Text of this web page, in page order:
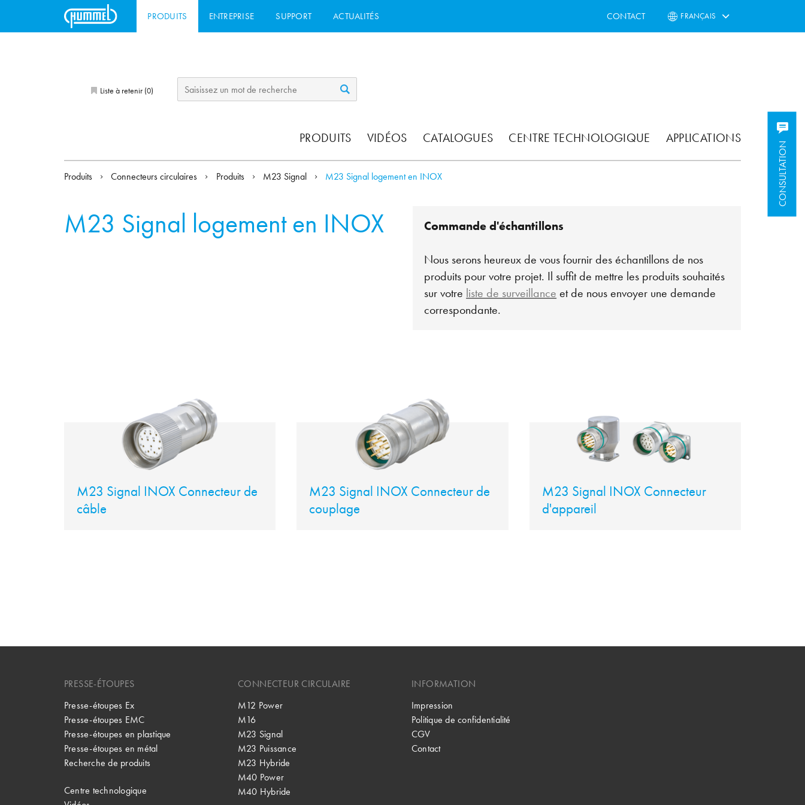
PRODUITS ENTREPRISE SUPPORT ACTUALITÉS CONTACT FRANÇAIS
Liste à retenir (0)
PRODUITS VIDÉOS CATALOGUES CENTRE TECHNOLOGIQUE APPLICATIONS
CONSULTATION
Produits Connecteurs circulaires Produits M23 Signal M23 Signal logement en INOX
M23 Signal logement en INOX Commande d'échantillons
Nous serons heureux de vous fournir des échantillons de nos
produits pour votre projet. Il suffit de mettre les produits souhaités
sur votre liste de surveillance et de nous envoyer une demande
correspondante.
M23 Signal INOX Connecteur de
câble
M23 Signal INOX Connecteur de
couplage
M23 Signal INOX Connecteur
d'appareil
PRESSE-ÉTOUPES
Presse-étoupes Ex
Presse-étoupes EMC
Presse-étoupes en plastique
Presse-étoupes en métal
Recherche de produits
Centre technologique
CONNECTEUR CIRCULAIRE
M12 Power
M16
M23 Signal
M23 Puissance
M23 Hybride
M40 Power
M40 Hybride
INFORMATION
Impression
Politique de confidentialité
CGV
Contact